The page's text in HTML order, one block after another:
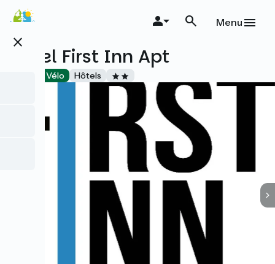
Aller
au
principal
close
Menu
Hotel First Inn Apt
Accueil Vélo Hôtels